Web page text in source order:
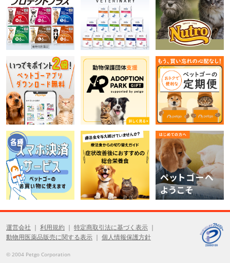
運営会社 利用規約
特定商取引法に基づく表示
動物用医薬品販売に関する表示
個人情報保護方針
© 2004 Petgo Corporation